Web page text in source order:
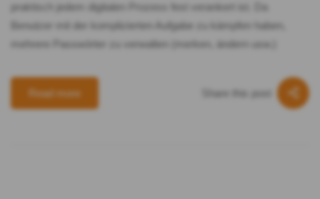
praktisch jedem digitalen Prozess fest verankert ist. Da
Benutzer mit der komplizierten Aufgabe zu kämpfen haben,
mehrere Passwörter zu verwalten (merken, ändern usw.)
Read more Share this post